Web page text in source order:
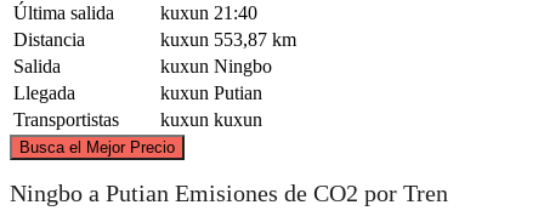
Última salida
kuxun 21:40
Distancia
kuxun 553,87 km
Salida
kuxun Ningbo
Llegada
kuxun Putian
Transportistas
kuxun kuxun
Busca el Mejor Precio
Ningbo a Putian Emisiones de CO2 por Tren